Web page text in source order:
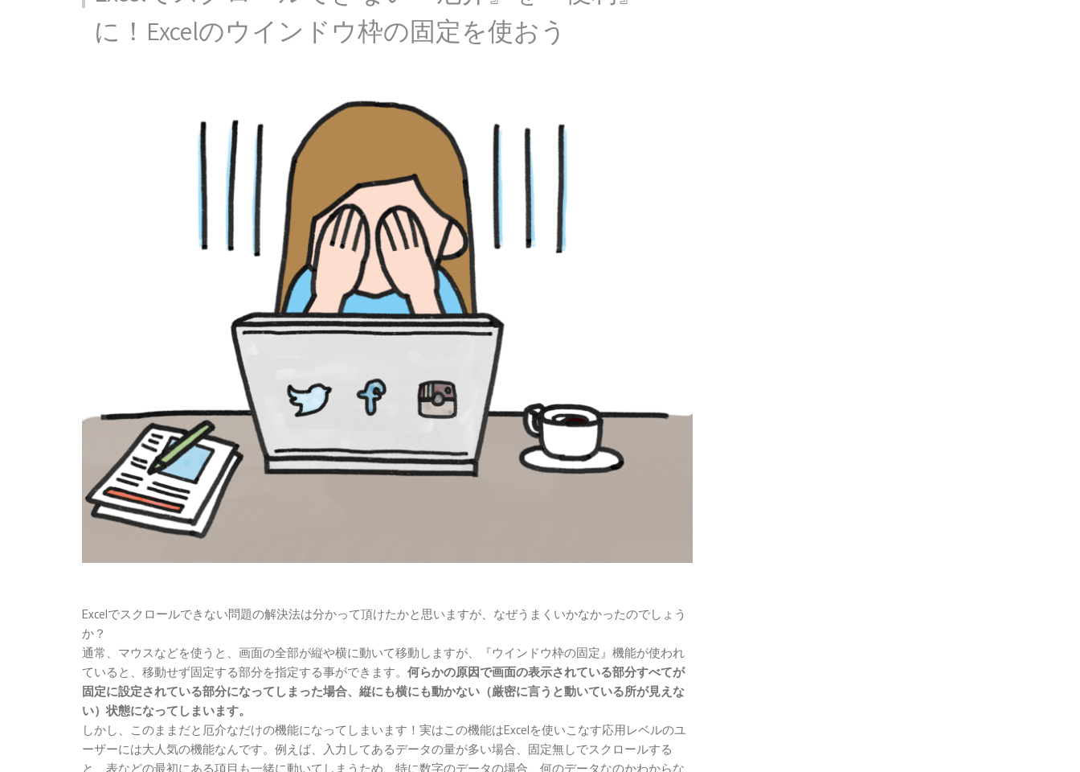
に！Excelのウインドウ枠の固定を使おう
Excelでスクロールできない問題の解決法は分かって頂けたかと思いますが、なぜうまくいかなかったのでしょう
か？
通常、マウスなどを使うと、画面の全部が縦や横に動いて移動しますが、『ウインドウ枠の固定』機能が使われ
ていると、移動せず固定する部分を指定する事ができます。 何らかの原因で画面の表示されている部分すべてが
固定に設定されている部分になってしまった場合、縦にも横にも動かない（厳密に言うと動いている所が見えな
い）状態になってしまいます。
しかし、このままだと厄介なだけの機能になってしまいます！実はこの機能はExcelを使いこなす応用レベルのユ
ーザーには大人気の機能なんです。例えば、入力してあるデータの量が多い場合、固定無しでスクロールする
と、表などの最初にある項目も一緒に動いてしまうため、特に数字のデータの場合、何のデータなのかわからな